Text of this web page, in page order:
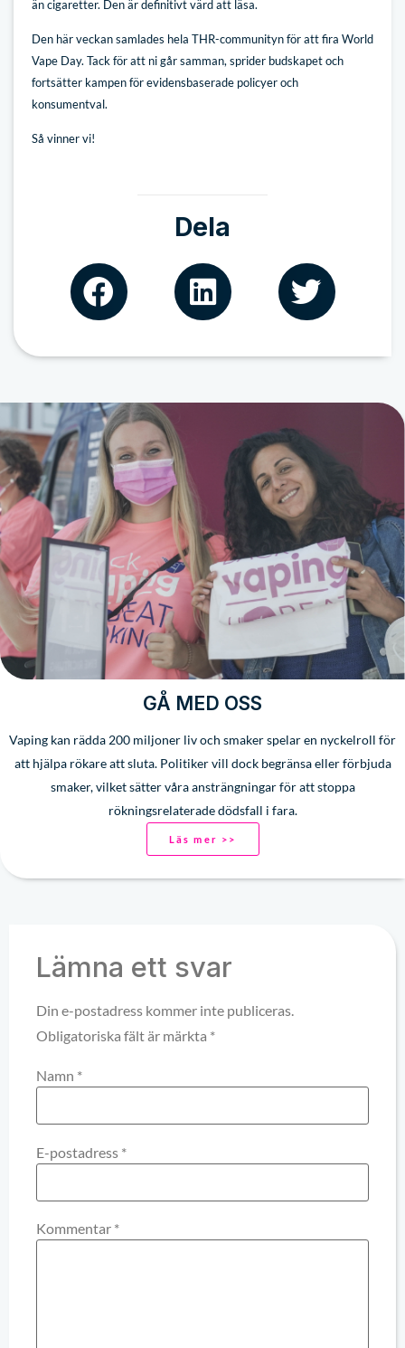
än cigaretter. Den är definitivt värd att läsa.
Den här veckan samlades hela THR-communityn för att fira World
Vape Day. Tack för att ni går samman, sprider budskapet och
fortsätter kampen för evidensbaserade policyer och
konsumentval.
Så vinner vi!
Dela
GÅ MED OSS
Vaping kan rädda 200 miljoner liv och smaker spelar en nyckelroll för
att hjälpa rökare att sluta. Politiker vill dock begränsa eller förbjuda
smaker, vilket sätter våra ansträngningar för att stoppa
rökningsrelaterade dödsfall i fara.
Läs mer >>
Lämna ett svar
Din e-postadress kommer inte publiceras.
Obligatoriska fält är märkta *
Namn *
E-postadress *
Kommentar *